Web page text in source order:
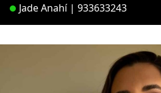
Jade Anahí | 933633243